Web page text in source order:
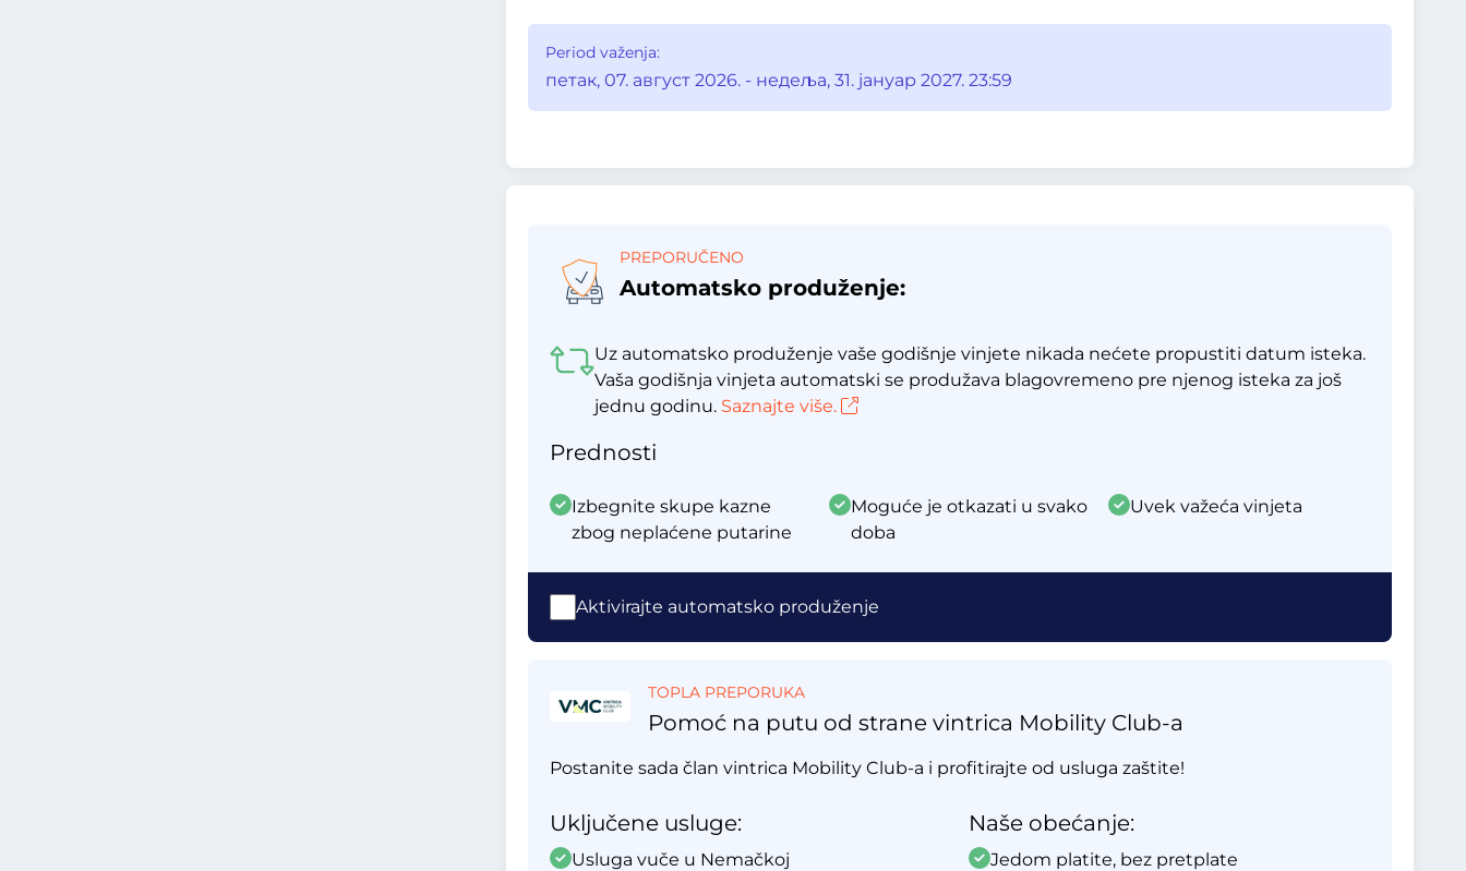
Period važenja:
петак, 07. август 2026. - недеља, 31. јануар 2027. 23:59
PREPORUČENO
Automatsko produženje:
Uz automatsko produženje vaše godišnje vinjete nikada nećete propustiti datum isteka.
Vaša godišnja vinjeta automatski se produžava blagovremeno pre njenog isteka za još
jednu godinu. Saznajte više.
Prednosti
Izbegnite skupe kazne
zbog neplaćene putarine
Moguće je otkazati u svako
doba
Uvek važeća vinjeta
Aktivirajte automatsko produženje
TOPLA PREPORUKA
Pomoć na putu od strane vintrica Mobility Club-a
Postanite sada član vintrica Mobility Club-a i profitirajte od usluga zaštite!
Uključene usluge:
Usluga vuče u Nemačkoj
Naše obećanje:
Jedom platite, bez pretplate